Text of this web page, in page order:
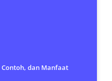
Contoh, dan Manfaat